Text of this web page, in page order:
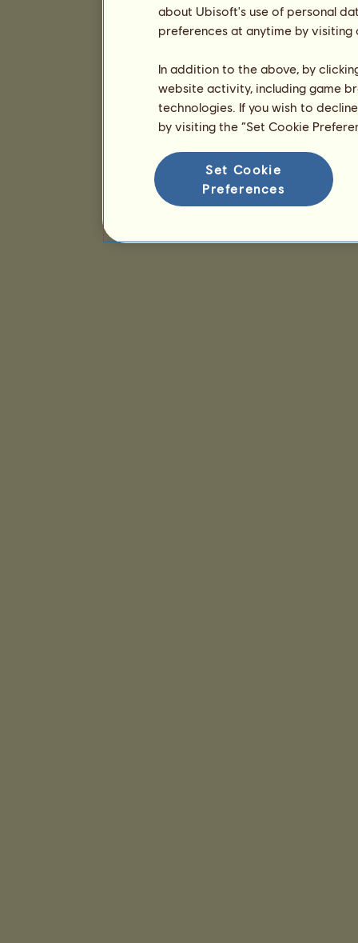
about Ubisoft's use of personal
preferences at anytime by
In addition to the above, by
website activity, including game
technologies. If you wish to
by visiting the “Set Cookie
Set Cookie
Preferences